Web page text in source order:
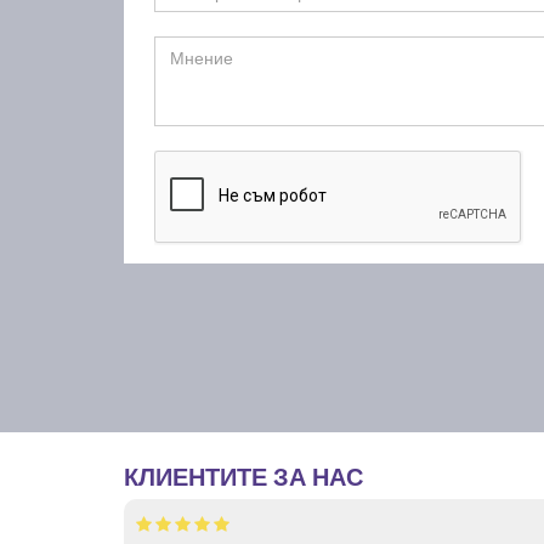
КЛИЕНТИТЕ ЗА НАС